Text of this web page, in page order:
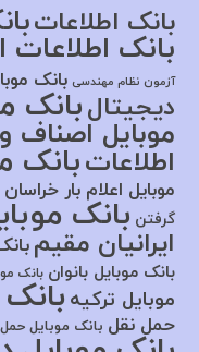
بانک اطلاعات
بانک
آزمون نظام مهندسی بانک
دیجیتالبانک
موبایل اصناف
اطلاعاتبانک
موبایل اعلام بار خراسان
گرفتن بانک
ایرانیان مقیم
بانک موبایل بانوان بانک
موبایل ترکیه
حمل نقل بانک موبایل